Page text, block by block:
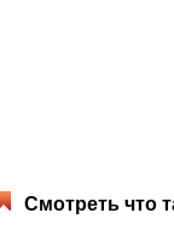
Смотреть что